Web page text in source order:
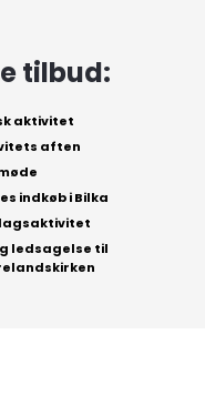
tilbud:
aktivitet
aften
indkøb i Bilka
ledsagelse til